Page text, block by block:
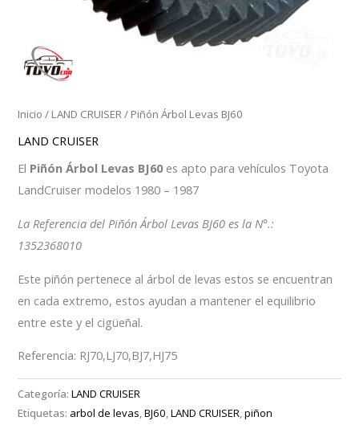
Inicio / LAND CRUISER/ Piñón Árbol Levas BJ60
LAND CRUISER
El Piñón Árbol Levas BJ60es apto para vehículos Toyota
LandCruiser modelos 1980 – 1987
La Referencia del Piñón Árbol Levas BJ60 es la N°.:
1352368010
Este piñón pertenece al árbol de levas estos se encuentran
en cada extremo, estos ayudan a mantener el equilibrio
entre este y el cigüeñal.
Referencia: RJ70,LJ70,BJ7,HJ75
Categoría:LAND CRUISER
Etiquetas: arbol de levas,BJ60,LAND CRUISER,piñon